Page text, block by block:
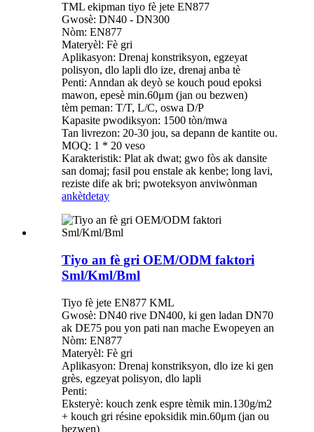
TML ekipman tiyo fè jete EN877
Gwosè: DN40 - DN300
Nòm: EN877
Materyèl: Fè gri
Aplikasyon: Drenaj konstriksyon, egzeyat
polisyon, dlo lapli dlo ize, drenaj anba tè
Penti: Anndan ak deyò se kouch poud epoksi
mawon, epesè min.60μm (jan ou bezwen)
tèm peman: T/T, L/C, oswa D/P
Kapasite pwodiksyon: 1500 tòn/mwa
Tan livrezon: 20-30 jou, sa depann de kantite ou.
MOQ: 1 * 20 veso
Karakteristik: Plat ak dwat; gwo fòs ak dansite
san domaj; fasil pou enstale ak kenbe; long lavi,
reziste dife ak bri; pwoteksyon anviwònman
ankètdetay
Tiyo an fè gri OEM/ODM faktori
Sml/Kml/Bml
Tiyo fè jete EN877 KML
Gwosè: DN40 rive DN400, ki gen ladan DN70
ak DE75 pou yon pati nan mache Ewopeyen an
Nòm: EN877
Materyèl: Fè gri
Aplikasyon: Drenaj konstriksyon, dlo ize ki gen
grès, egzeyat polisyon, dlo lapli
Penti:
Eksteryè: kouch zenk espre tèmik min.130g/m2
+ kouch gri résine epoksidik min.60μm (jan ou
bezwen)